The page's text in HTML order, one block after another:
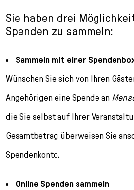
Sie haben drei
Spenden zu sammeln:
Sammeln mit einer
Wünschen Sie sich von Ihren
Angehörigen eine Spende an
die Sie selbst auf Ihrer
Gesamtbetrag überweisen Sie
Spendenkonto.
Online Spenden sammeln